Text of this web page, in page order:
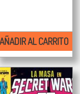
AÑADIR AL CARRITO